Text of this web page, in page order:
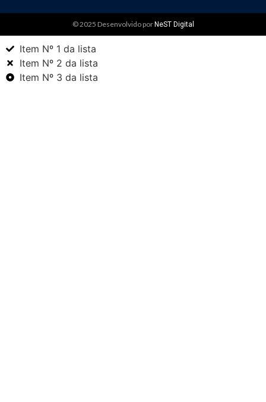
© 2025 Desenvolvido por NeST Digital
Item Nº 1 da lista
Item Nº 2 da lista
Item Nº 3 da lista